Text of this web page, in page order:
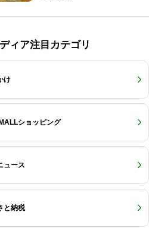
ィア注目カテゴリ
け
ショッピング
ュース
と納税